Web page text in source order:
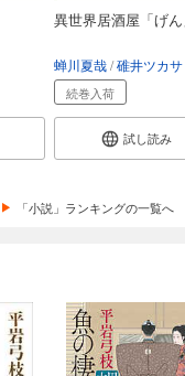
異世界居酒屋「げ
蝉川夏哉 碓井ツカサ
続巻入荷
試し読み
「小説」ランキングの一覧へ